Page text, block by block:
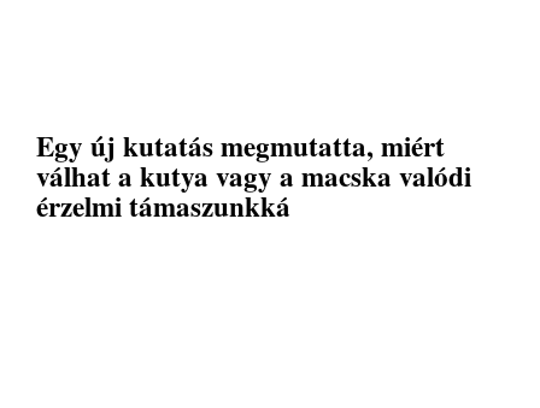
Egy új kutatás megmutatta, miért
válhat a kutya vagy a macska valódi
érzelmi támaszunkká